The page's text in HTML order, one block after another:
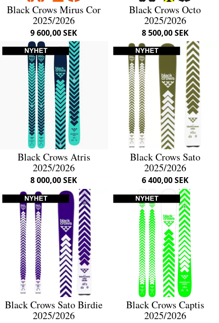
Black Crows Mirus Cor
2025/2026
9 600,00 SEK
Black Crows Octo
2025/2026
8 500,00 SEK
Black Crows Atris
2025/2026
8 000,00 SEK
Black Crows Sato
2025/2026
6 400,00 SEK
Black Crows Sato Birdie
2025/2026
Black Crows Captis
2025/2026